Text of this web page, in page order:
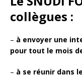
collègues :
– à envoyer une
pour tout le mois
– à se réunir dans